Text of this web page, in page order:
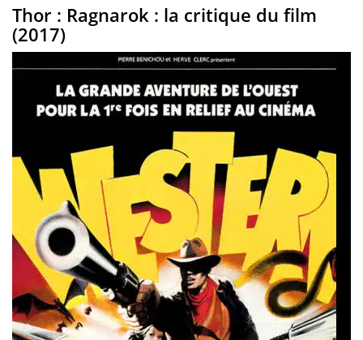
Thor : Ragnarok : la critique du film
(2017)